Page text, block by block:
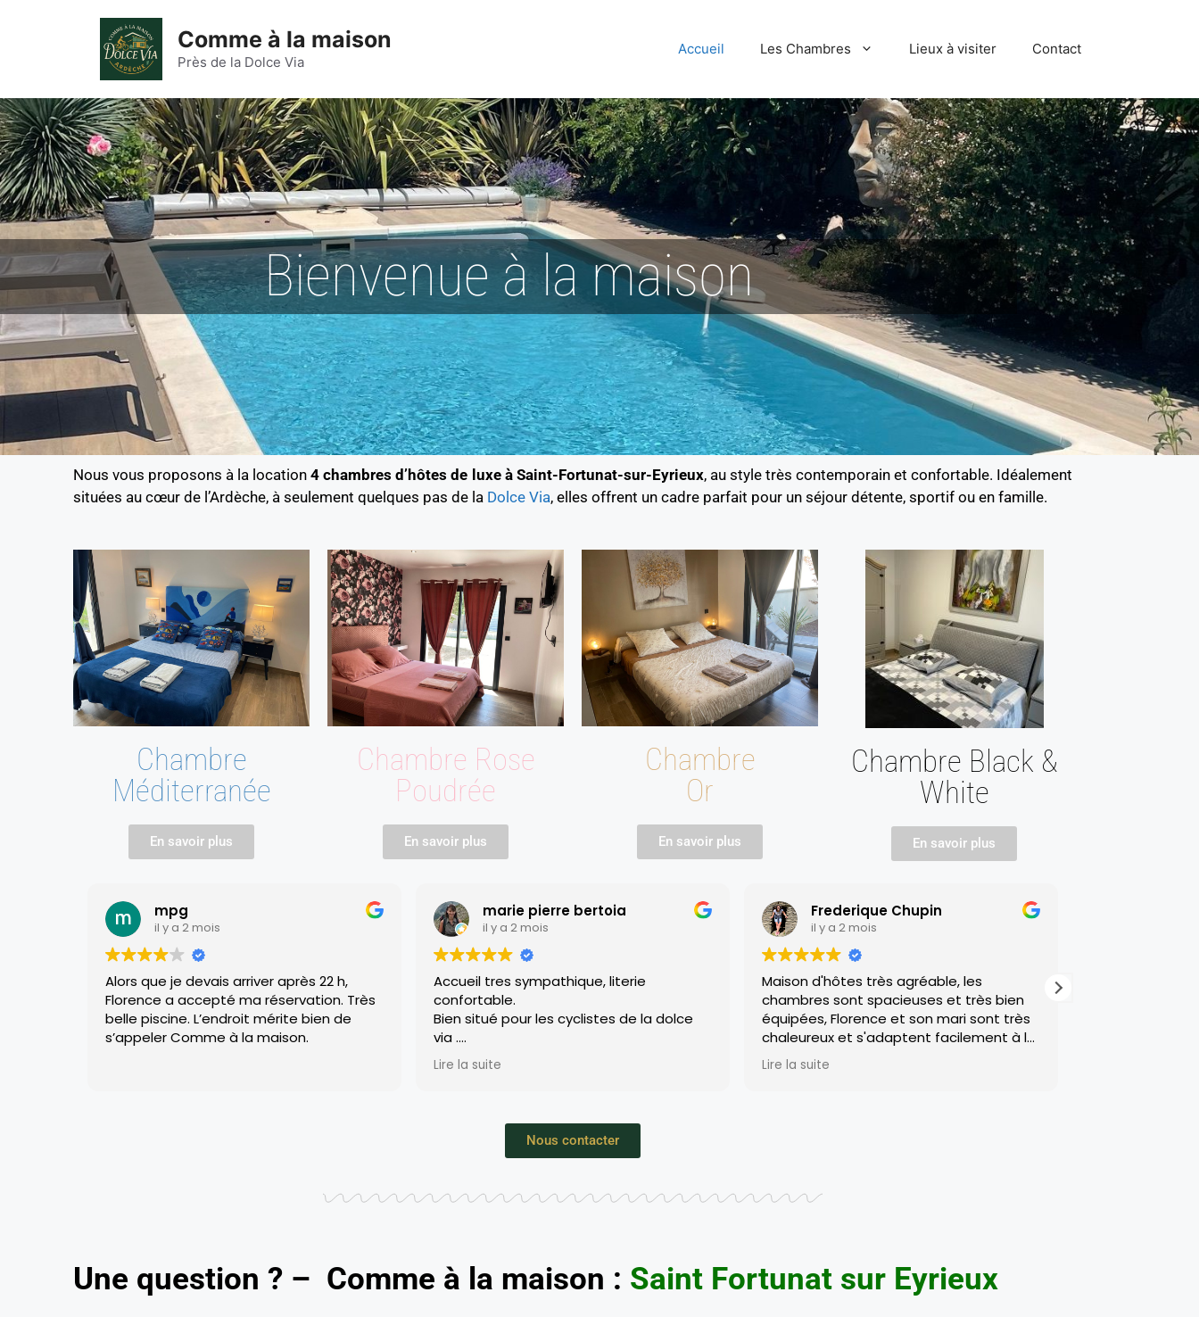
Comme à la maison
Près de la Dolce Via
Accueil Les Chambres Lieux à visiter Contact
Bienvenue à la maison
Nous vous proposons à la location4 chambres d’hôtes de luxe à Saint-Fortunat-sur-Eyrieux, au style très contemporain et confortable. Idéalement
situées au cœur de l’Ardèche, à seulement quelques pas de la Dolce Via, elles offrent un cadre parfait pour un séjour détente, sportif ou en famille.
Chambre
Méditerranée
En savoir plus
Chambre Rose
Poudrée
En savoir plus
Chambre
Or
En savoir plus
Chambre Black &
White
En savoir plus
il y a 2 mois
Alors que je devais arriver après 22 h,
Florence a accepté ma réservation. Très
belle piscine. L’endroit mérite bien de
s’appeler Comme à la maison.
marie pierre bertoia
il y a 2 mois
Accueil tres sympathique, literie
confortable.
Bien situé pour les cyclistes de la dolce
Bon petit déjeuner
Climatisation appréciée.
Frederique Chupin
il y a 2 mois
Maison d'hôtes très agréable, les
chambres sont spacieuses et très bien
équipées, Florence et son mari sont très
chaleureux et s'adaptent facilement à la
demande. Nous gardons un bon souvenir
de ce passage chez eux et du diner au
Accueil chaleureux, hôtes
repas merveilleux lieu
recommande vraiment
Florence et Thierry vous ne
Nous contacter
Une question ? – Comme à la maison : Saint Fortunat sur Eyrieux